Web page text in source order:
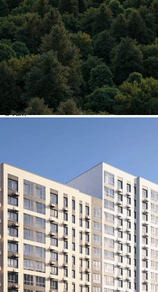
Характеристики помещения
№ объявления
125467
Дата размещения
06.08.2026
Город
Химки
Адрес
Ивакино квартал, д.1
Расположено
Этаж
Не указано
Назначение
Не указано
Размер площади (м2)
4.7
Цена за помещение
627 450 руб.
О помещении